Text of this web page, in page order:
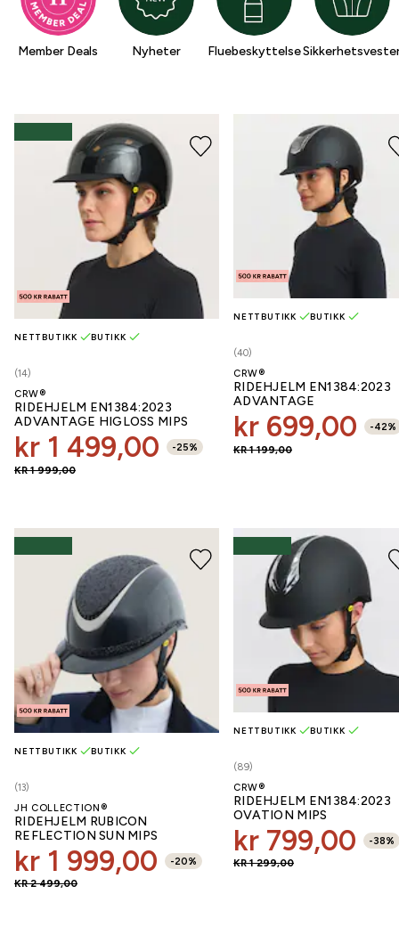
Member Deals Nyheter Fluebeskyttelse
(14)
NETTBUTIKK BUTIKK
CRW®
RIDEHJELM EN1384:2023
ADVANTAGE HIGLOSS MIPS
kr 1 499,00 -25%
KR 1 999,00
(40)
NETTBUTIKK BUTIKK
CRW®
RIDEHJELM EN1384:2023
ADVANTAGE
kr 699,00 -42%
KR 1 199,00
(13)
NETTBUTIKK BUTIKK
JH COLLECTION®
RIDEHJELM RUBICON
REFLECTION SUN MIPS
kr 1 999,00 -20%
KR 2 499,00
(89)
NETTBUTIKK BUTIKK
CRW®
RIDEHJELM EN1384:2023
OVATION MIPS
kr 799,00 -38%
KR 1 299,00